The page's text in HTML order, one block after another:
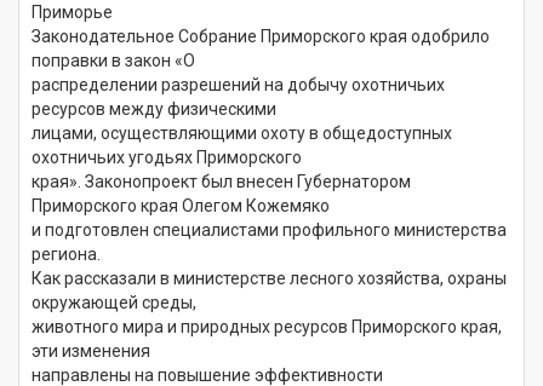
Приморье
Законодательное Собрание Приморского края одобрило
поправки в закон «О
распределении разрешений на добычу охотничьих
ресурсов между физическими
лицами, осуществляющими охоту в общедоступных
охотничьих угодьях Приморского
края». Законопроект был внесен Губернатором
Приморского края Олегом Кожемяко
и подготовлен специалистами профильного министерства
региона.
Как рассказали в министерстве лесного хозяйства, охраны
окружающей среды,
животного мира и природных ресурсов Приморского края,
эти изменения
направлены на повышение эффективности